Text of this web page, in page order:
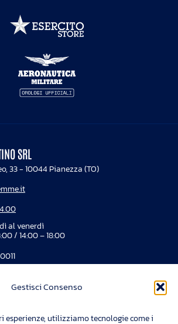
Gestisci Consenso
esperienze, utilizziamo tecnologie come i
SRL
33 - 10044 Pianezza (TO)
al venerdì
/ 14:00 – 18:00
- 05641680011
interamente versato